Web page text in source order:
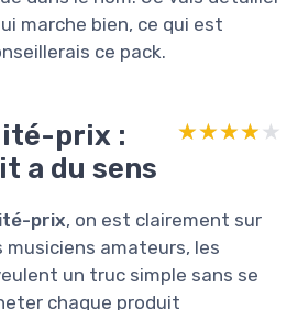
marche bien, ce qui est
ce pack.
prix :
a du sens
★★★★★
★★★★★
prix, on est clairement sur
musiciens amateurs, les
un truc simple sans se
chaque produit